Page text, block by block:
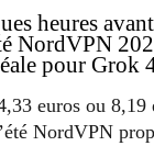
heures
NordVPN
pour Grok
euros ou 8,19
NordVPN